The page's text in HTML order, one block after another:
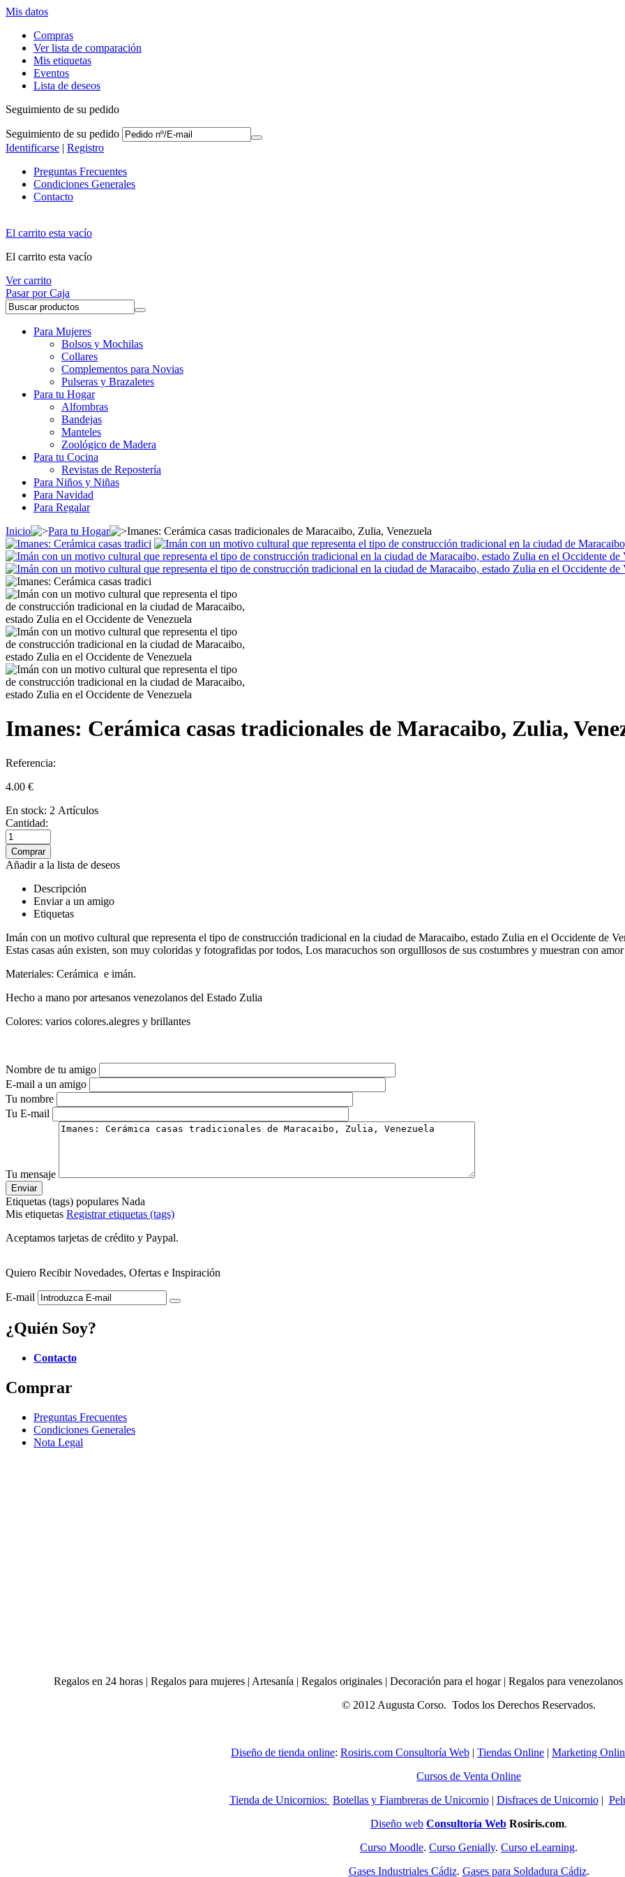
Mis datos
Compras
Ver lista de comparación
Mis etiquetas
Eventos
Lista de deseos
Seguimiento de su pedido
Seguimiento de su pedido
Identificarse | Registro
Preguntas Frecuentes
Condiciones Generales
Contacto
El carrito esta vacío
El carrito esta vacío
Ver carrito
Pasar por Caja
Para Mujeres
Bolsos y Mochilas
Collares
Complementos para Novias
Pulseras y Brazaletes
Para tu Hogar
Alfombras
Bandejas
Manteles
Zoológico de Madera
Para tu Cocina
Revistas de Repostería
Para Niños y Niñas
Para Navidad
Para Regalar
Inicio
Para tu Hogar Imanes: Cerámica casas tradicionales de Maracaibo, Zulia, Venezuela
Imanes: Cerámica casas tradicionales de Maracaibo, Zulia,
Referencia:
4.00 €
En stock: 2 Artículos
Cantidad:
Añadir a la lista de deseos
Descripción
Enviar a un amigo
Etiquetas
Imán con un motivo cultural que representa el tipo de construcción tradicional en la ciudad de Maracaibo, estado Zulia en el Occidente de
Estas casas aún existen, son muy coloridas y fotografidas por todos, Los maracuchos son orgulllosos de sus costumbres y muestran con
Materiales: Cerámica e imán.
Hecho a mano por artesanos venezolanos del Estado Zulia
Colores: varios colores.alegres y brillantes
Nombre de tu amigo
E-mail a un amigo
Tu nombre
Tu E-mail
Tu mensaje
Etiquetas (tags) populares Nada
Mis etiquetas Registrar etiquetas (tags)
Aceptamos tarjetas de crédito y Paypal.
Quiero Recibir Novedades, Ofertas e Inspiración
E-mail
¿Quién Soy?
Contacto
Comprar
Preguntas Frecuentes
Condiciones Generales
Nota Legal
Regalos en 24 horas | Regalos para mujeres | Artesanía | Regalos originales | Decoración para el hogar | Regalos para
© 2012 Augusta Corso. Todos los Derechos Reservados.
Diseño de tienda online: Rosiris.com Consultoría Web | Tiendas Online | Marketing
Cursos de Venta Online
Tienda de Unicornios: Botellas y Fiambreras de Unicornio| Disfraces de Unicornio|
Diseño web Consultoría Web Rosiris.com.
Curso Moodle. Curso Genially. Curso eLearning.
Gases Industriales Cádiz. Gases para Soldadura Cádiz.